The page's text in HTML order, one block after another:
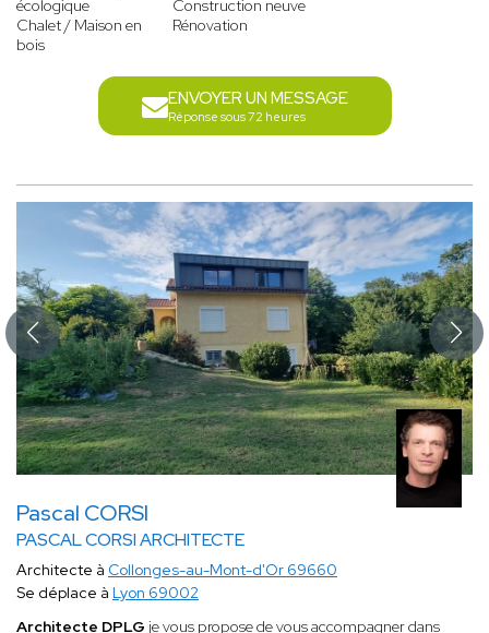
écologique
Chalet / Maison en
bois
Construction neuve
Rénovation
ENVOYER UN MESSAGE
Réponse sous 72 heures
Pascal CORSI
PASCAL CORSI ARCHITECTE
Architecte à Collonges-au-Mont-d'Or 69660
Se déplace à Lyon 69002
Architecte DPLG je vous propose de vous accompagner dans